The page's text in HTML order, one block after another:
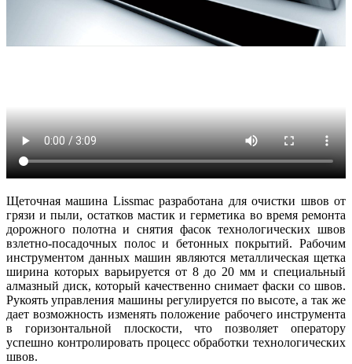
Щеточная машина Lissmac разработана для очистки швов от
грязи и пыли, остатков мастик и герметика во время ремонта
дорожного полотна и снятия фасок технологических швов
взлетно-посадочных полос и бетонных покрытий. Рабочим
инструментом данных машин являются металлическая щетка
ширина которых варьируется от 8 до 20 мм и специальный
алмазный диск, который качественно снимает фаски со швов.
Рукоять управления машины регулируется по высоте, а так же
дает возможность изменять положение рабочего инструмента
в горизонтальной плоскости, что позволяет оператору
успешно контролировать процесс обработки технологических
швов.